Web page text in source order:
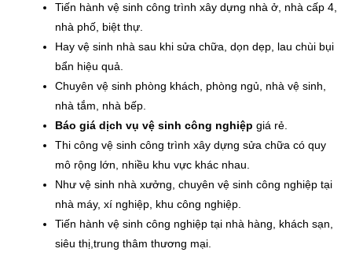
Tiến hành vệ sinh công trình xây dựng nhà ở, nhà cấp 4,
nhà phố, biệt thự.
Hay vệ sinh nhà sau khi sửa chữa, dọn dẹp, lau chùi bụi
bẩn hiệu quả.
Chuyên vệ sinh phòng khách, phòng ngủ, nhà vệ sinh,
nhà tắm, nhà bếp.
Báo giá dịch vụ vệ sinh công nghiệp giá rẻ.
Thi công vệ sinh công trình xây dựng sửa chữa có quy
mô rộng lớn, nhiều khu vực khác nhau.
Như vệ sinh nhà xưởng, chuyên vệ sinh công nghiệp tại
nhà máy, xí nghiệp, khu công nghiệp.
Tiến hành vệ sinh công nghiệp tại nhà hàng, khách sạn,
siêu thị,trung thâm thương mại.